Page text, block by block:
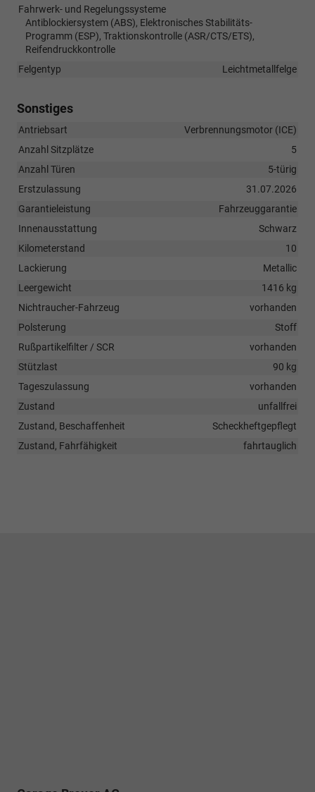
Fahrwerk- und Regelungssysteme
Antiblockiersystem (ABS), Elektronisches Stabilitäts-
Programm (ESP), Traktionskontrolle (ASR/CTS/ETS),
Reifendruckkontrolle
Felgentyp
Leichtmetallfelge
Sonstiges
Antriebsart
Verbrennungsmotor (ICE)
Anzahl Sitzplätze
5
Anzahl Türen
5-türig
Erstzulassung
31.07.2026
Garantieleistung
Fahrzeuggarantie
Innenausstattung
Schwarz
Kilometerstand
10
Lackierung
Metallic
Leergewicht
1416 kg
Nichtraucher-Fahrzeug
vorhanden
Polsterung
Stoff
Rußpartikelfilter / SCR
vorhanden
Stützlast
90 kg
Tageszulassung
vorhanden
Zustand
unfallfrei
Zustand, Beschaffenheit
Scheckheftgepflegt
Zustand, Fahrfähigkeit
fahrtauglich